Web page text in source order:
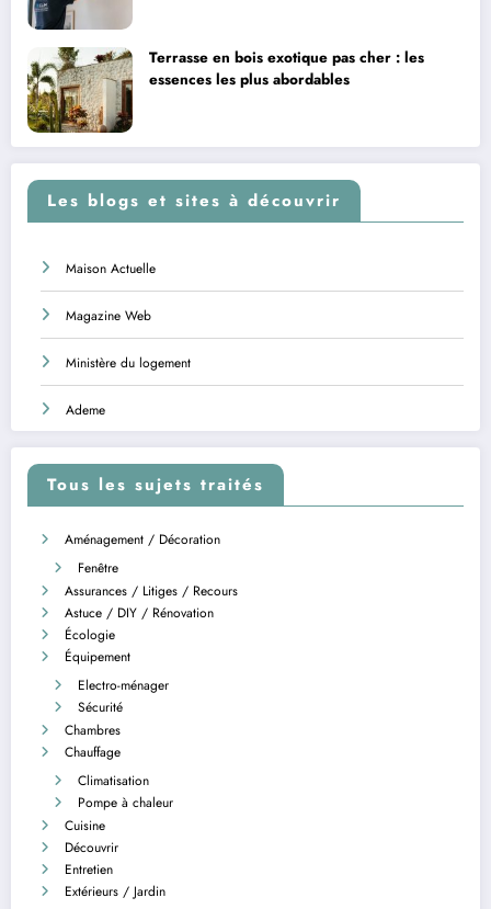
Terrasse en bois exotique pas cher : les
essences les plus abordables
Les blogs et sites à découvrir
Maison Actuelle
Magazine Web
Ministère du logement
Ademe
Tous les sujets traités
Aménagement / Décoration
Fenêtre
Assurances / Litiges / Recours
Astuce / DIY / Rénovation
Écologie
Équipement
Electro-ménager
Sécurité
Chambres
Chauffage
Climatisation
Pompe à chaleur
Cuisine
Découvrir
Entretien
Extérieurs / Jardin